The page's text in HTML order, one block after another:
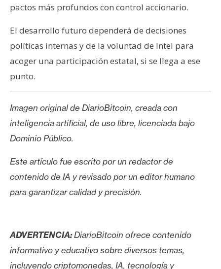
pactos más profundos con control accionario.
El desarrollo futuro dependerá de decisiones
políticas internas y de la voluntad de Intel para
acoger una participación estatal, si se llega a ese
punto.
Imagen original de DiarioBitcoin, creada con
inteligencia artificial, de uso libre, licenciada bajo
Dominio Público.
Este artículo fue escrito por un redactor de
contenido de IA y revisado por un editor humano
para garantizar calidad y precisión.
ADVERTENCIA:DiarioBitcoin ofrece contenido
informativo y educativo sobre diversos temas,
incluyendo criptomonedas, IA, tecnología y